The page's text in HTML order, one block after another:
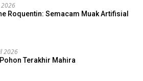
2026
Roquentin: Semacam Muak Artifisial
2026
Terakhir Mahira